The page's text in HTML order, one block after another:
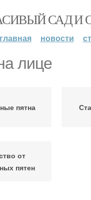
САД И
главная новости
лице
пятна
от
пятен